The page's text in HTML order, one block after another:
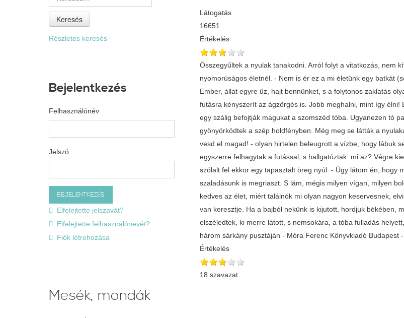
Látogatás
16651
Értékelés
Összegyűltek a nyulak tanakodni. Arról folyt a vitatkozás, nem
nyomorúságos életnél. - Nem is ér ez a mi életünk egy batkát
Ember, állat egyre űz, hajt bennünket, s a folytonos zaklatás
futásra kényszerít az ágzörgés is. Jobb meghalni, mint így
egy szálig befojtják magukat a szomszéd tóba. Ugyanezen tó
gyönyörködtek a szép holdfényben. Még meg se látták a
vesd el magad! - olyan hirtelen beleugrott a vízbe, hogy lábuk
egyszerre felhagytak a futással, s hallgatóztak: mi az? Végre
szólalt fel ekkor egy tapasztalt öreg nyúl. - Úgy látom én, hogy
szaladásunk is megriaszt. S lám, mégis milyen vígan, milyen
kedves az élet, miért találnók mi olyan nagyon keservesnek,
van keresztje. Ha a bajból nekünk is kijutott, hordjuk békében,
elszéledtek, ki merre látott, s nemsokára, a tóba fulladás
három sárkány pusztáján - Móra Ferenc Könyvkiadó Budapest
Értékelés
18 szavazat
Keresés
Részletes keresés
Bejelentkezés
Felhasználónév
Jelszó
Elfelejtette jelszavát?
Elfelejtette felhasználónevét?
Fiók létrehozása
Mesék, mondák